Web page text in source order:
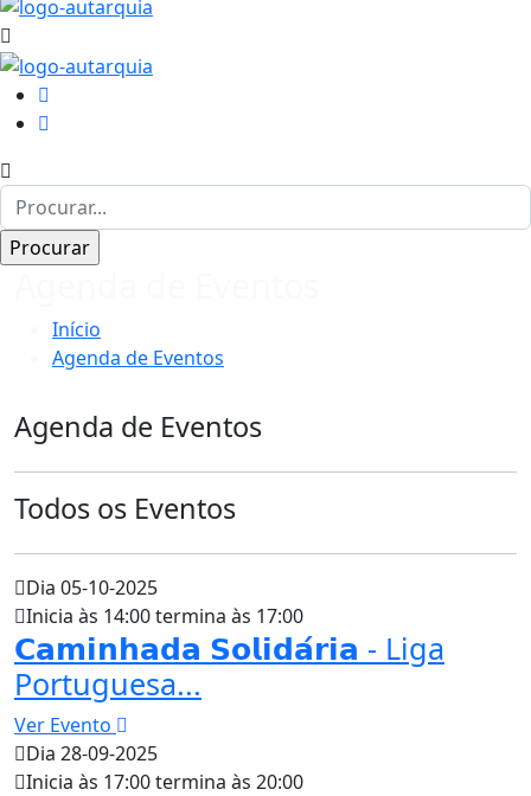
Início
Agenda de Eventos
Agenda de Eventos
Todos os Eventos
Dia 05-10-2025
Inicia às 14:00 termina às 17:00
𝗖𝗮𝗺𝗶𝗻𝗵𝗮𝗱𝗮 𝗦𝗼𝗹𝗶𝗱𝗮́𝗿𝗶𝗮 - Liga
Portuguesa...
Ver Evento
Dia 28-09-2025
Inicia às 17:00 termina às 20:00